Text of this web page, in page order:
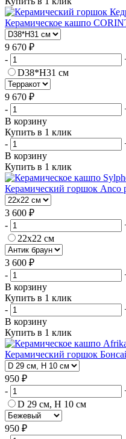
Керамическое кашпо
9 670 ₽
-
D38*H31 см
9 670 ₽
-
В корзину
Купить в 1 клик
-
В корзину
Купить в 1 клик
Керамический горшок
3 600 ₽
-
22х22 см
3 600 ₽
-
В корзину
Купить в 1 клик
-
В корзину
Купить в 1 клик
Керамический горшок
950 ₽
-
D 29 см, H 10 см
950 ₽